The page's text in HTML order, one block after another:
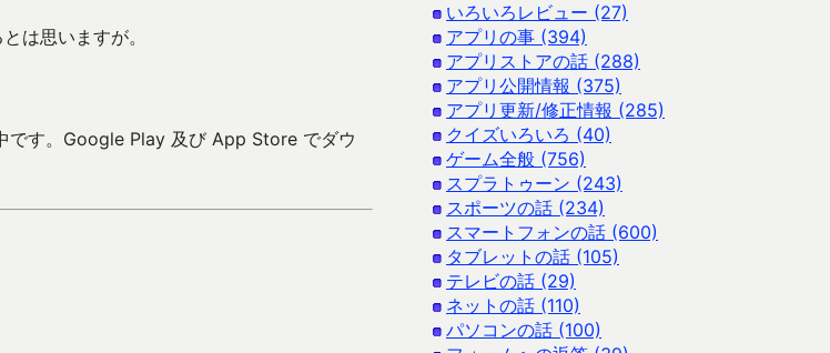
は思いますが。
です。Google Play 及び App Store でダウ
いろいろレビュー (27)
アプリの事 (394)
アプリストアの話 (288)
アプリ公開情報 (375)
アプリ更新/修正情報 (285)
クイズいろいろ (40)
ゲーム全般 (756)
スプラトゥーン (243)
スポーツの話 (234)
スマートフォンの話 (600)
タブレットの話 (105)
テレビの話 (29)
ネットの話 (110)
パソコンの話 (100)